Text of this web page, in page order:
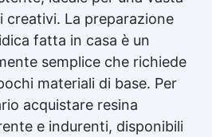
creativi. La preparazione
fatta in casa è un
semplice che richiede
materiali di base. Per
acquistare resina
e indurenti, disponibili